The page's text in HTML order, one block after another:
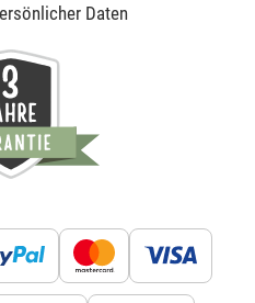
Daten